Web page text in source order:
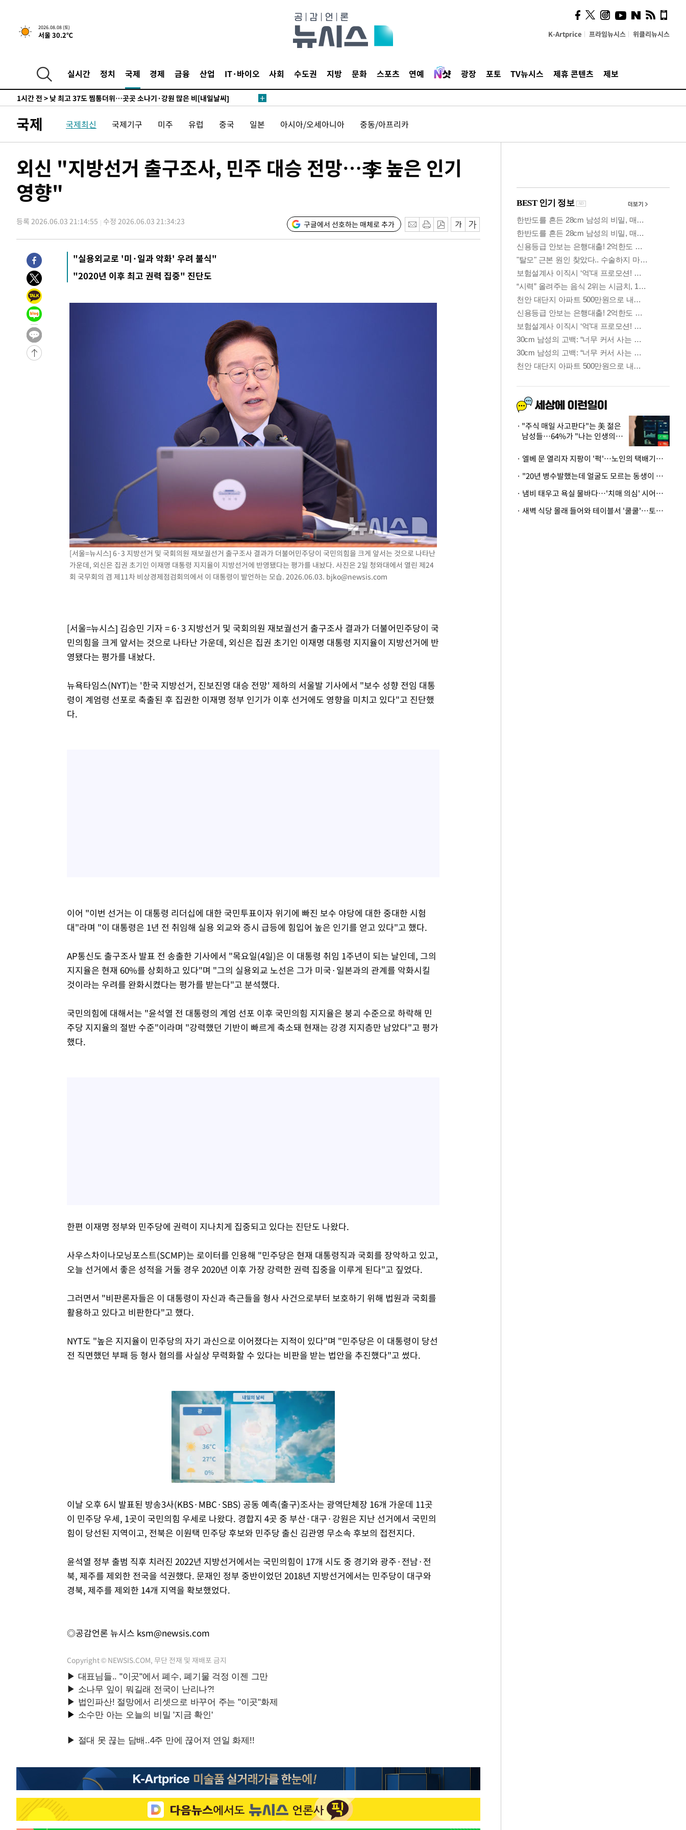
2026.08.08 (토)
서울 30.2℃ K-Artprice 프라임뉴시스 위클리뉴시스
실시간 정치 국제 경제 금융 산업 IT·바이오 사회 수도권 지방 문화 스포츠 연예 광장 포토 TV뉴시스 제휴 콘텐츠 제보
↓-7069초 전 >[속보]이 대통령 "부동산 공급 기존 사고방식 매달리지 말고 과감히
실천"
-6154초 전 >이란, "오만과 '중앙 단일 루트' 합의…북쪽 인바운드·남쪽 아웃바운
38분 전 >[속보]이 대통령, '호우피해' 안동·의성 관할 4개 면 특별재난지역 선포
[단독]중수청 지원 검사들, 정원 초과 시 낮은 계급 임용…희망지 못 갈 수
도
1시간 전 > 낮 최고 37도 찜통더위…곳곳 소나기·강원 많은 비[내일날씨]
2시간 전 >
여자배구 이재영·이다영 자매, 아제르바이잔 투란VC 입단
2시간 전 >외국인 심판 성 접대 7경기 들여다보니…한국 축구 '5승 2무'
2시간 전 >[속보]코스피, 6200선 약보합…0.60% 내린 6258.77에 마쳐
2시간 전 >[속보]원·달러 환율, 7.7원 내린 1416.1원 마감
2시간 전 >[속보] 노원서 40.1도 관측…서울, 2018년 이후 첫 40도
4시간 전 >외신들도 주목한 韓축구 파문…"국민적 공분에 수사 재개"
4시간 전 >11시간 압수수색에 성접대 파문까지…'쑥대밭' 된 축구협회
4시간 전 >
[속보]규제합리화위원회 부위원장에 김태유 서울대 공대 교수…이병태
후임
-14639초 전 >
이강인, 폭염 속 AT마드리드 첫 훈련…80명 식사 대접까지(종합)
-11778초 전 >
미 사업체 일자리, 7월에 2.3만개 순감하고 그 전 2개월 10.3만개
하향수정 (2보)
-11226초 전 >
-7089초 전 >
실천"
-6174초 전 >
이란, "오만과 '중앙 단일 루트' 합의…북쪽 인바운드·남쪽 아웃바운
드는 임시"
37분 전 >
"낮 기온 소폭 하락"…수도권 폭염중대경보, 폭염경보로 하향
38분 전 >
[속보]이 대통령, '호우피해' 안동·의성 관할 4개 면 특별재난지역 선포
[단독]중수청 지원 검사들, 정원 초과 시 낮은 계급 임용…희망지 못 갈 수
낮 최고 37도 찜통더위…곳곳 소나기·강원 많은 비[내일날씨]
SK하이닉스, 용인·청주 팹에 54조 투자…"AI 메모리 수요 선제 대응"
여자배구 이재영·이다영 자매, 아제르바이잔 투란VC 입단
외국인 심판 성 접대 7경기 들여다보니…한국 축구 '5승 2무'
[속보]코스닥, 2.86포인트(0.36%) 내린 798.81마감
[속보]코스피, 6200선 약보합…0.60% 내린 6258.77에 마쳐
[속보]원·달러 환율, 7.7원 내린 1416.1원 마감
[속보] 노원서 40.1도 관측…서울, 2018년 이후 첫 40도
[속보]종합특검, '계엄 수용공간 확보' 신용해 前교정본부장 기소
외신들도 주목한 韓축구 파문…"국민적 공분에 수사 재개"
11시간 압수수색에 성접대 파문까지…'쑥대밭' 된 축구협회
[속보]규제합리화위원회 부위원장에 김태유 서울대 공대 교수…이병태
국제 국제최신 국제기구 미주 유럽 중국 일본 아시아/오세아니아 중동/아프리카
외신 "지방선거 출구조사, 민주 대승 전망…李 높은 인기
영향"
등록 2026.06.03 21:14:55 수정 2026.06.03 21:34:23 구글에서 선호하는 매체로 추가
"실용외교로 '미·일과 악화' 우려 불식"
"2020년 이후 최고 권력 집중" 진단도
[서울=뉴시스] 6·3 지방선거 및 국회의원 재보궐선거 출구조사 결과가 더불어민주당이 국민의힘을 크게 앞서는 것으로 나타난
가운데, 외신은 집권 초기인 이재명 대통령 지지율이 지방선거에 반영됐다는 평가를 내놨다. 사진은 2일 청와대에서 열린 제24
회 국무회의 겸 제11차 비상경제점검회의에서 이 대통령이 발언하는 모습. 2026.06.03. bjko@newsis.com
[서울=뉴시스] 김승민 기자 = 6·3 지방선거 및 국회의원 재보궐선거 출구조사 결과가 더불어민주당이 국
민의힘을 크게 앞서는 것으로 나타난 가운데, 외신은 집권 초기인 이재명 대통령 지지율이 지방선거에 반
영됐다는 평가를 내놨다.
뉴욕타임스(NYT)는 '한국 지방선거, 진보진영 대승 전망' 제하의 서울발 기사에서 "보수 성향 전임 대통
령이 계엄령 선포로 축출된 후 집권한 이재명 정부 인기가 이후 선거에도 영향을 미치고 있다"고 진단했
다.
이어 "이번 선거는 이 대통령 리더십에 대한 국민투표이자 위기에 빠진 보수 야당에 대한 중대한 시험
대"라며 "이 대통령은 1년 전 취임해 실용 외교와 증시 급등에 힘입어 높은 인기를 얻고 있다"고 했다.
AP통신도 출구조사 발표 전 송출한 기사에서 "목요일(4일)은 이 대통령 취임 1주년이 되는 날인데, 그의
지지율은 현재 60%를 상회하고 있다"며 "그의 실용외교 노선은 그가 미국·일본과의 관계를 악화시킬
것이라는 우려를 완화시켰다는 평가를 받는다"고 분석했다.
국민의힘에 대해서는 "윤석열 전 대통령의 계엄 선포 이후 국민의힘 지지율은 붕괴 수준으로 하락해 민
주당 지지율의 절반 수준"이라며 "강력했던 기반이 빠르게 축소돼 현재는 강경 지지층만 남았다"고 평가
했다.
한편 이재명 정부와 민주당에 권력이 지나치게 집중되고 있다는 진단도 나왔다.
사우스차이나모닝포스트(SCMP)는 로이터를 인용해 "민주당은 현재 대통령직과 국회를 장악하고 있고,
오늘 선거에서 좋은 성적을 거둘 경우 2020년 이후 가장 강력한 권력 집중을 이루게 된다"고 짚었다.
그러면서 "비판론자들은 이 대통령이 자신과 측근들을 형사 사건으로부터 보호하기 위해 법원과 국회를
활용하고 있다고 비판한다"고 했다.
NYT도 "높은 지지율이 민주당의 자기 과신으로 이어졌다는 지적이 있다"며 "민주당은 이 대통령이 당선
전 직면했던 부패 등 형사 혐의를 사실상 무력화할 수 있다는 비판을 받는 법안을 추진했다"고 썼다.
Mute
이날 오후 6시 발표된 방송3사(KBS·MBC·SBS) 공동 예측(출구)조사는 광역단체장 16개 가운데 11곳
이 민주당 우세, 1곳이 국민의힘 우세로 나왔다. 경합지 4곳 중 부산·대구·강원은 지난 선거에서 국민의
힘이 당선된 지역이고, 전북은 이원택 민주당 후보와 민주당 출신 김관영 무소속 후보의 접전지다.
윤석열 정부 출범 직후 치러진 2022년 지방선거에서는 국민의힘이 17개 시도 중 경기와 광주·전남·전
북, 제주를 제외한 전국을 석권했다. 문재인 정부 중반이었던 2018년 지방선거에서는 민주당이 대구와
경북, 제주를 제외한 14개 지역을 확보했었다.
◎공감언론 뉴시스 ksm@newsis.com
Copyright © NEWSIS.COM, 무단 전재 및 재배포 금지
시, 스마트폰 액세서리에
NFC 더했다
"주식 매일 사고판다"는 美 젊은
남성들…64%가 "나는 인생의
· 엘베 문 열리자 지팡이 '퍽'…노인의 택배기사 폭행 이유
· "20년 병수발했는데 얼굴도 모르는 동생이 유산 절반을"…배다른 형제 상속권 있을까
· 냄비 태우고 욕실 물바다…'치매 의심' 시어머니 검사 권유했다가 '날벼락'
· 새벽 식당 몰래 들어와 테이블서 '쿨쿨'…토사물 남기고 사라진 남성